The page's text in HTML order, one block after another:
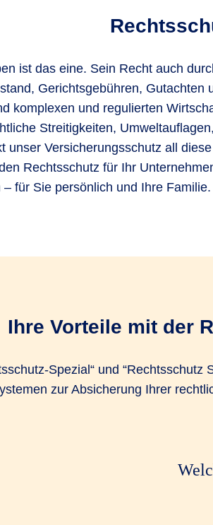
ist das eine. Sein Recht auch
Gerichtsgebühren,
komplexen und regulierten
Streitigkeiten,
unser Versicherungsschutz all
Rechtsschutz für Ihr
– für Sie persönlich und Ihre
Ihre Vorteile mit der
Spezial“ und
zur Absicherung Ihrer